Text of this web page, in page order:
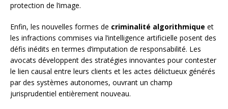
protection de l’image.
Enfin, les nouvelles formes de criminalité algorithmique et
les infractions commises via l’intelligence artificielle posent des
défis inédits en termes d’imputation de responsabilité. Les
avocats développent des stratégies innovantes pour contester
le lien causal entre leurs clients et les actes délictueux générés
par des systèmes autonomes, ouvrant un champ
jurisprudentiel entièrement nouveau.